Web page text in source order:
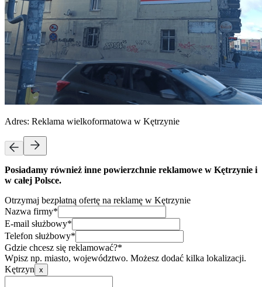
Adres: Reklama wielkoformatowa w Kętrzynie
Posiadamy również inne powierzchnie reklamowe w Kętrzynie i
w całej Polsce.
Otrzymaj bezpłatną ofertę na reklamę w Kętrzynie
Nazwa firmy*
E-mail służbowy*
Telefon służbowy*
Gdzie chcesz się reklamować?*
Wpisz np. miasto, województwo. Możesz dodać kilka lokalizacji.
Kętrzyn x